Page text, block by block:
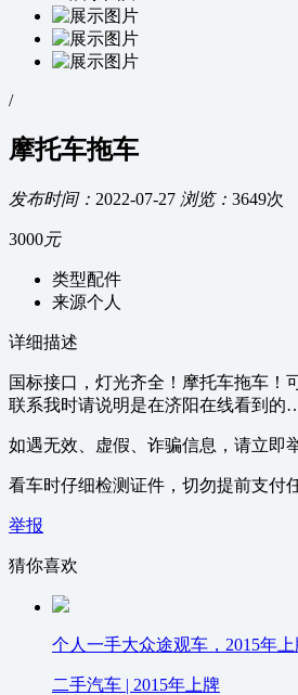
/
摩托车拖车
发布时间： 2022-07-27 浏览： 3649次
3000元
类型配件
来源个人
详细描述
国标接口，灯光齐全！摩托车拖车！
联系我时请说明是在济阳在线看到的
如遇无效、虚假、诈骗信息，请立即
看车时仔细检测证件，切勿提前支付
举报
猜你喜欢
个人一手大众途观车，2015年上
二手汽车 | 2015年上牌